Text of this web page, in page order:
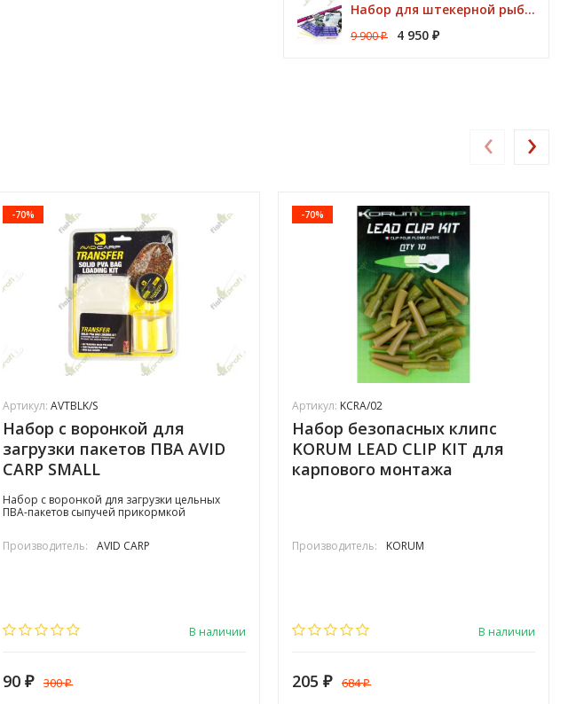
Набор для штекерной рыбалки CLUB KORUM PINK Поплавок (удилище 7м, аксессуары)
9 900₽ 4 950 ₽
-70%
Артикул: AVTBLK/S
Набор с воронкой для
загрузки пакетов ПВА AVID
CARP SMALL
Набор с воронкой для загрузки цельных
ПВА-пакетов сыпучей прикормкой
Производитель: AVID CARP
В наличии
90 ₽ 300₽
-70%
Артикул: KCRA/02
Набор безопасных клипс
KORUM LEAD CLIP KIT для
карпового монтажа
Производитель: KORUM
В наличии
205 ₽ 684₽
‹ ›